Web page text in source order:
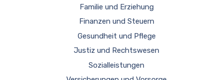
Familie und Erziehung
Finanzen und Steuern
Gesundheit und Pflege
Justiz und Rechtswesen
Sozialleistungen